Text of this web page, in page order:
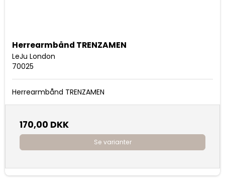
Herrearmbånd TRENZAMEN
LeJu London
70025
Herrearmbånd TRENZAMEN
170,00 DKK
Se varianter